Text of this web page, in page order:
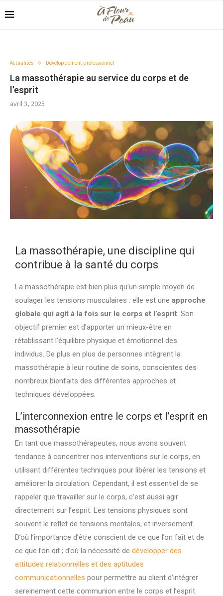
Actualités Développement professionnel
La massothérapie au service du corps et de
l’esprit
avril 3, 2025
La massothérapie, une discipline qui
contribue à la santé du corps
La massothérapie est bien plus qu’un simple moyen de
soulager les tensions musculaires : elle est une approche
globale qui agit à la fois sur le corps et l’esprit. Son
objectif premier est d’apporter un mieux-être en
rétablissant l’équilibre physique et émotionnel des
individus. De plus en plus de personnes intègrent la
massothérapie à leur routine de soins, conscientes des
nombreux bienfaits des différentes approches et
techniques développées.
L’interconnexion entre le corps et l’esprit en
massothérapie
En tant que massothérapeutes, nous avons souvent
tendance à concentrer nos interventions sur le corps, en
utilisant différentes techniques pour libérer les tensions et
améliorer la circulation. Cependant, il est essentiel de se
rappeler que travailler sur le corps, c’est aussi agir
directement sur l’esprit. Les tensions physiques sont
souvent le reflet de tensions mentales, et inversement.
D’où l’importance d’être conscient de ce que l’on fait et de
ce que l’on dit ; d’où la nécessité de développer des
attitudes relationnelles et des aptitudes
communicationnelles pour permettre au client d’intégrer
sereinement cette communion entre le corps et l’esprit.